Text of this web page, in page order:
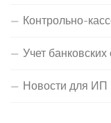
Контрольно-
Учет банковских
Новости для ИП